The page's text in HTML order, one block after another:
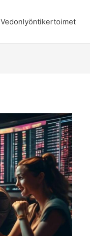
Vedonlyöntikertoimet